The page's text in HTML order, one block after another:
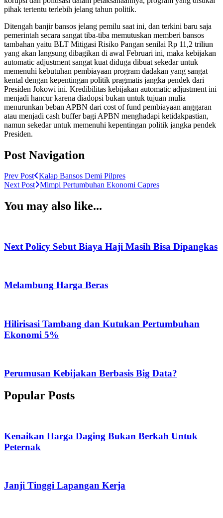
pihak tertentu terlebih jelang tahun politik.
Ditengah banjir bansos jelang pemilu saat ini, dan terkini baru saja
pemerintah secara sangat tiba-tiba memutuskan memberi bansos
tambahan yaitu BLT Mitigasi Risiko Pangan senilai Rp 11,2 triliun
yang akan langsung dibagikan di awal Februari ini, maka kebijakan
automatic adjustment sangat kuat diduga dibuat sekedar untuk
memenuhi kebutuhan pembiayaan program dadakan yang sangat
kental dengan kepentingan politik pragmatis jangka pendek dari
Presiden Jokowi ini. Kredibilitas kebijakan automatic adjustment ini
menjadi hancur karena diadopsi bukan untuk tujuan mulia
menurunkan beban APBN dari cost of fund pembiayaan anggaran
atau menjadi cash buffer bagi APBN menghadapi ketidakpastian,
namun sekedar untuk memenuhi kepentingan politik jangka pendek
Presiden.
Post Navigation
Prev Post Kalap Bansos Demi Pilpres
Next Post Mimpi Pertumbuhan Ekonomi Capres
You may also like...
Next Policy Sebut Biaya Haji Masih Bisa Dipangkas
Melambung Harga Beras
Hilirisasi Tambang dan Kutukan Pertumbuhan
Ekonomi 5%
Perumusan Kebijakan Berbasis Big Data?
Popular Posts
Kenaikan Harga Daging Bukan Berkah Untuk
Peternak
Janji Tinggi Lapangan Kerja